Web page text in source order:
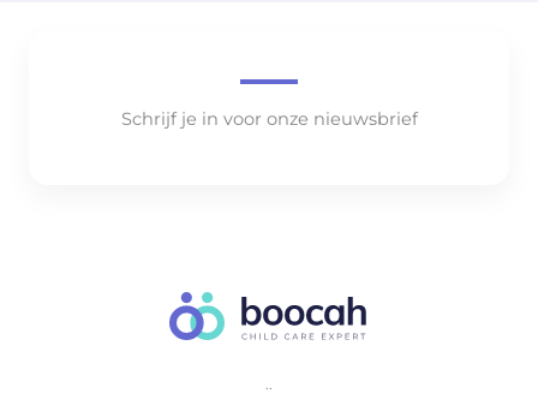
Schrijf je in voor onze nieuwsbrief
..